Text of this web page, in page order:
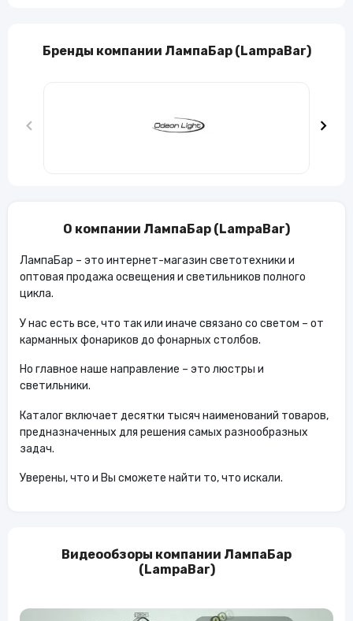
Бренды компании ЛампаБар (LampaBar)
О компании ЛампаБар (LampaBar)
ЛампаБар – это интернет-магазин светотехники и
оптовая продажа освещения и светильников полного
цикла.
У нас есть все, что так или иначе связано со светом – от
карманных фонариков до фонарных столбов.
Но главное наше направление – это люстры и
светильники.
Каталог включает десятки тысяч наименований товаров,
предназначенных для решения самых разнообразных
задач.
Уверены, что и Вы сможете найти то, что искали.
Видеообзоры компании ЛампаБар
(LampaBar)